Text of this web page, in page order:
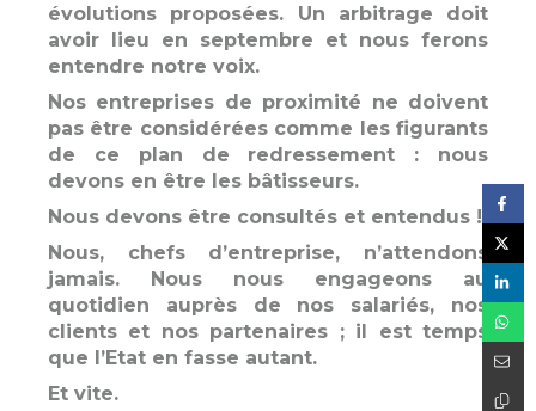
évolutions proposées. Un arbitrage doit
avoir lieu en septembre et nous ferons
entendre notre voix.
Nos entreprises de proximité ne doivent
pas être considérées comme les figurants
de ce plan de redressement : nous
devons en être les bâtisseurs.
Nous devons être consultés et entendus !
Nous, chefs d’entreprise, n’attendons
jamais. Nous nous engageons au
quotidien auprès de nos salariés, nos
clients et nos partenaires ; il est temps
que l’Etat en fasse autant.
Et vite.